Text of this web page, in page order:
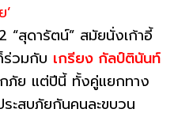
สุดารัตน์” สมัยนั่งเก้าอี้
ร่วมกับ เกรียง กัลป์ตินันท์
ภัย แต่ปีนี้ ทั้งคู่แยกทาง
ะสบภัยกันคนละขบวน